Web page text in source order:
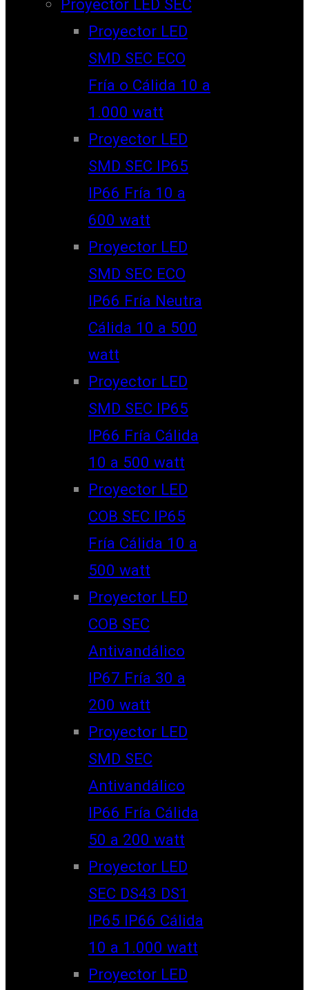
Proyector LED SEC
Proyector LED
SMD SEC ECO
Fría o Cálida 10 a
1.000 watt
Proyector LED
SMD SEC IP65
IP66 Fría 10 a
600 watt
Proyector LED
SMD SEC ECO
IP66 Fría Neutra
Cálida 10 a 500
watt
Proyector LED
SMD SEC IP65
IP66 Fría Cálida
10 a 500 watt
Proyector LED
COB SEC IP65
Fría Cálida 10 a
500 watt
Proyector LED
COB SEC
Antivandálico
IP67 Fría 30 a
200 watt
Proyector LED
SMD SEC
Antivandálico
IP66 Fría Cálida
50 a 200 watt
Proyector LED
SEC DS43 DS1
IP65 IP66 Cálida
10 a 1.000 watt
Proyector LED